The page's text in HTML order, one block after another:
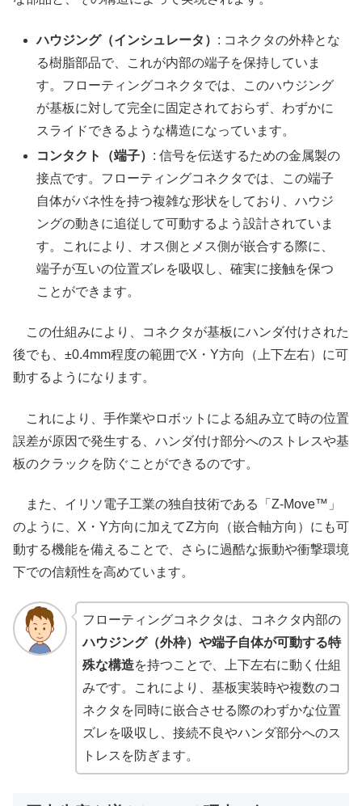
ハウジング（インシュレータ） : コネクタの外枠とな
る樹脂部品で、これが内部の端子を保持していま
す。フローティングコネクタでは、このハウジング
が基板に対して完全に固定されておらず、わずかに
スライドできるような構造になっています。
コンタクト（端子） : 信号を伝送するための金属製の
接点です。フローティングコネクタでは、この端子
自体がバネ性を持つ複雑な形状をしており、ハウジ
ングの動きに追従して可動するよう設計されていま
す。これにより、オス側とメス側が嵌合する際に、
端子が互いの位置ズレを吸収し、確実に接触を保つ
ことができます。
この仕組みにより、コネクタが基板にハンダ付けされた
後でも、±0.4mm程度の範囲でX・Y方向（上下左右）に可
動するようになります。
これにより、手作業やロボットによる組み立て時の位置
誤差が原因で発生する、ハンダ付け部分へのストレスや基
板のクラックを防ぐことができるのです。
また、イリソ電子工業の独自技術である「Z-Move™」
のように、X・Y方向に加えてZ方向（嵌合軸方向）にも可
動する機能を備えることで、さらに過酷な振動や衝撃環境
下での信頼性を高めています。
フローティングコネクタは、コネクタ内部の
ハウジング（外枠）や端子自体が可動する特
殊な構造を持つことで、上下左右に動く仕組
みです。これにより、基板実装時や複数のコ
ネクタを同時に嵌合させる際のわずかな位置
ズレを吸収し、接続不良やハンダ部分へのス
トレスを防ぎます。